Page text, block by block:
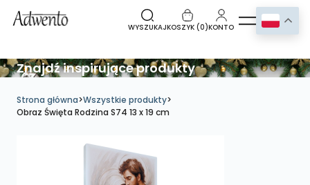
WYSZUKAJKOSZYK (0)KONTO
Znajdź inspirujące produkty
Strona główna>Wszystkie produkty>
Obraz Święta Rodzina S74 13 x 19 cm